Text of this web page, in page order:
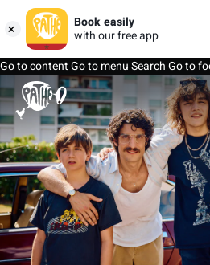
Book easily
with our free app
Go to contentGo to menuSearchGo to